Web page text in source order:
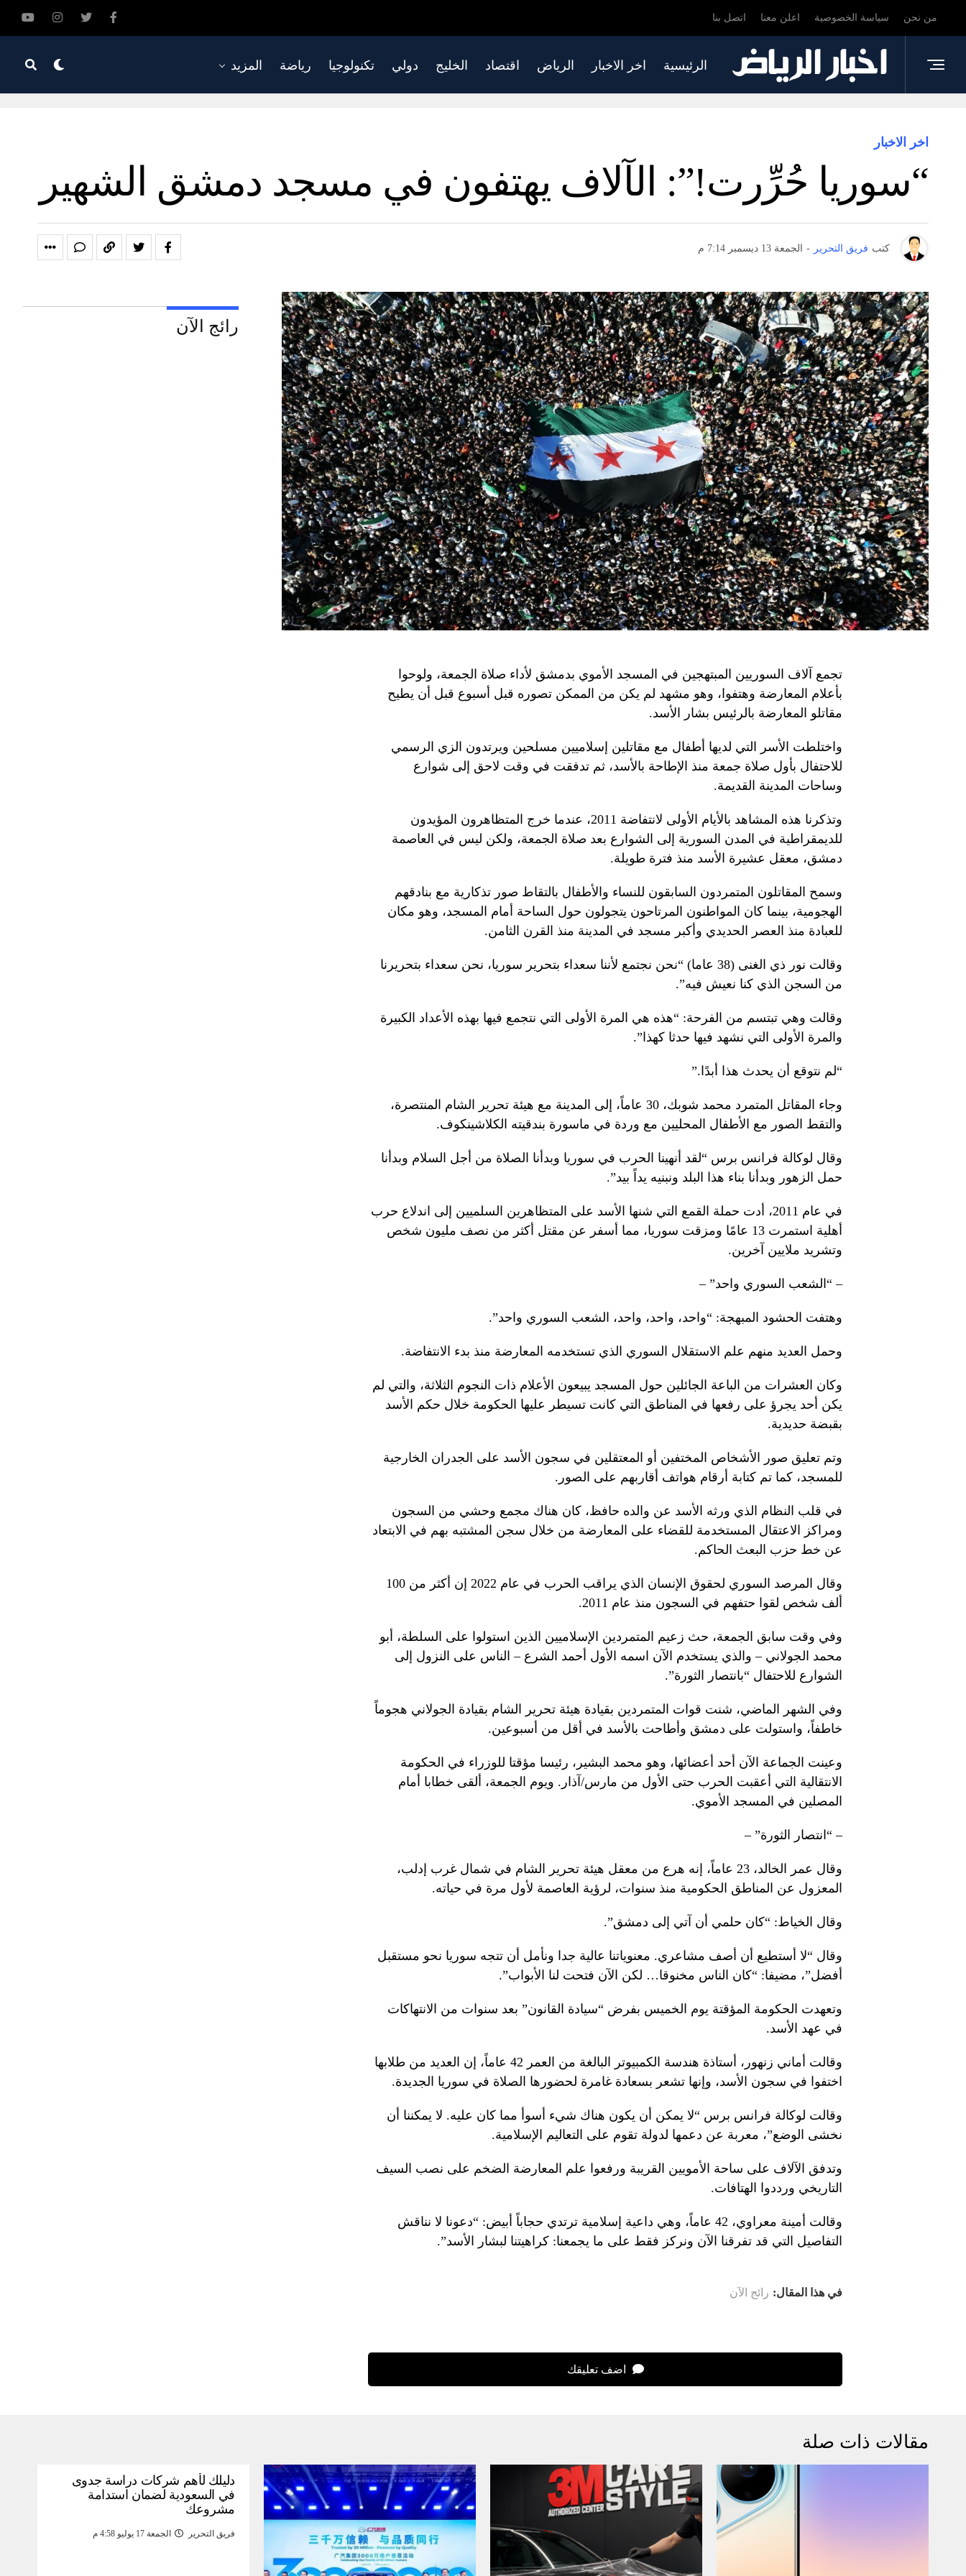
من نحن سياسة الخصوصية اعلن معنا اتصل بنا
الرئيسية اخر الاخبار الرياض اقتصاد الخليج دولي تكنولوجيا رياضة المزيد
اخر الاخبار
“سوريا حُرِّرت!”: الآلاف يهتفون في مسجد دمشق الشهير
كتب فريق التحرير - الجمعة 13 ديسمبر 7:14 م
تجمع آلاف السوريين المبتهجين في المسجد الأموي بدمشق لأداء صلاة الجمعة، ولوحوا
بأعلام المعارضة وهتفوا، وهو مشهد لم يكن من الممكن تصوره قبل أسبوع قبل أن يطيح
مقاتلو المعارضة بالرئيس بشار الأسد.
واختلطت الأسر التي لديها أطفال مع مقاتلين إسلاميين مسلحين ويرتدون الزي الرسمي
للاحتفال بأول صلاة جمعة منذ الإطاحة بالأسد، ثم تدفقت في وقت لاحق إلى شوارع
وساحات المدينة القديمة.
وتذكرنا هذه المشاهد بالأيام الأولى لانتفاضة 2011، عندما خرج المتظاهرون المؤيدون
للديمقراطية في المدن السورية إلى الشوارع بعد صلاة الجمعة، ولكن ليس في العاصمة
دمشق، معقل عشيرة الأسد منذ فترة طويلة.
وسمح المقاتلون المتمردون السابقون للنساء والأطفال بالتقاط صور تذكارية مع بنادقهم
الهجومية، بينما كان المواطنون المرتاحون يتجولون حول الساحة أمام المسجد، وهو مكان
للعبادة منذ العصر الحديدي وأكبر مسجد في المدينة منذ القرن الثامن.
وقالت نور ذي الغنى (38 عاما) “نحن نجتمع لأننا سعداء بتحرير سوريا، نحن سعداء بتحريرنا
من السجن الذي كنا نعيش فيه”.
وقالت وهي تبتسم من الفرحة: “هذه هي المرة الأولى التي نتجمع فيها بهذه الأعداد الكبيرة
والمرة الأولى التي نشهد فيها حدثا كهذا”.
“لم نتوقع أن يحدث هذا أبدًا.”
وجاء المقاتل المتمرد محمد شوبك، 30 عاماً، إلى المدينة مع هيئة تحرير الشام المنتصرة،
والتقط الصور مع الأطفال المحليين مع وردة في ماسورة بندقيته الكلاشينكوف.
وقال لوكالة فرانس برس “لقد أنهينا الحرب في سوريا وبدأنا الصلاة من أجل السلام وبدأنا
حمل الزهور وبدأنا بناء هذا البلد ونبنيه يداً بيد”.
في عام 2011، أدت حملة القمع التي شنها الأسد على المتظاهرين السلميين إلى اندلاع حرب
أهلية استمرت 13 عامًا ومزقت سوريا، مما أسفر عن مقتل أكثر من نصف مليون شخص
وتشريد ملايين آخرين.
– “الشعب السوري واحد” –
وهتفت الحشود المبهجة: “واحد، واحد، واحد، الشعب السوري واحد”.
وحمل العديد منهم علم الاستقلال السوري الذي تستخدمه المعارضة منذ بدء الانتفاضة.
وكان العشرات من الباعة الجائلين حول المسجد يبيعون الأعلام ذات النجوم الثلاثة، والتي لم
يكن أحد يجرؤ على رفعها في المناطق التي كانت تسيطر عليها الحكومة خلال حكم الأسد
بقبضة حديدية.
وتم تعليق صور الأشخاص المختفين أو المعتقلين في سجون الأسد على الجدران الخارجية
للمسجد، كما تم كتابة أرقام هواتف أقاربهم على الصور.
في قلب النظام الذي ورثه الأسد عن والده حافظ، كان هناك مجمع وحشي من السجون
ومراكز الاعتقال المستخدمة للقضاء على المعارضة من خلال سجن المشتبه بهم في الابتعاد
عن خط حزب البعث الحاكم.
وقال المرصد السوري لحقوق الإنسان الذي يراقب الحرب في عام 2022 إن أكثر من 100
ألف شخص لقوا حتفهم في السجون منذ عام 2011.
وفي وقت سابق الجمعة، حث زعيم المتمردين الإسلاميين الذين استولوا على السلطة، أبو
محمد الجولاني – والذي يستخدم الآن اسمه الأول أحمد الشرع – الناس على النزول إلى
الشوارع للاحتفال “بانتصار الثورة”.
وفي الشهر الماضي، شنت قوات المتمردين بقيادة هيئة تحرير الشام بقيادة الجولاني هجوماً
خاطفاً، واستولت على دمشق وأطاحت بالأسد في أقل من أسبوعين.
وعينت الجماعة الآن أحد أعضائها، وهو محمد البشير، رئيسا مؤقتا للوزراء في الحكومة
الانتقالية التي أعقبت الحرب حتى الأول من مارس/آذار. ويوم الجمعة، ألقى خطابا أمام
المصلين في المسجد الأموي.
– “انتصار الثورة” –
وقال عمر الخالد، 23 عاماً، إنه هرع من معقل هيئة تحرير الشام في شمال غرب إدلب،
المعزول عن المناطق الحكومية منذ سنوات، لرؤية العاصمة لأول مرة في حياته.
وقال الخياط: “كان حلمي أن آتي إلى دمشق”.
وقال “لا أستطيع أن أصف مشاعري. معنوياتنا عالية جدا ونأمل أن تتجه سوريا نحو مستقبل
أفضل”، مضيفا: “كان الناس مخنوقا… لكن الآن فتحت لنا الأبواب”.
وتعهدت الحكومة المؤقتة يوم الخميس بفرض “سيادة القانون” بعد سنوات من الانتهاكات
في عهد الأسد.
وقالت أماني زنهور، أستاذة هندسة الكمبيوتر البالغة من العمر 42 عاماً، إن العديد من طلابها
اختفوا في سجون الأسد، وإنها تشعر بسعادة غامرة لحضورها الصلاة في سوريا الجديدة.
وقالت لوكالة فرانس برس “لا يمكن أن يكون هناك شيء أسوأ مما كان عليه. لا يمكننا أن
نخشى الوضع”، معربة عن دعمها لدولة تقوم على التعاليم الإسلامية.
وتدفق الآلاف على ساحة الأمويين القريبة ورفعوا علم المعارضة الضخم على نصب السيف
التاريخي ورددوا الهتافات.
وقالت أمينة معراوي، 42 عاماً، وهي داعية إسلامية ترتدي حجاباً أبيض: “دعونا لا نناقش
التفاصيل التي قد تفرقنا الآن ونركز فقط على ما يجمعنا: كراهيتنا لبشار الأسد”.
في هذا المقال: رائج الآن
اضف تعليقك
رائج الآن
مقالات ذات صلة
دليلك لأهم شركات دراسة جدوى
في السعودية لضمان استدامة
مشروعك
فريق التحرير الجمعة 17 يوليو 4:58 م